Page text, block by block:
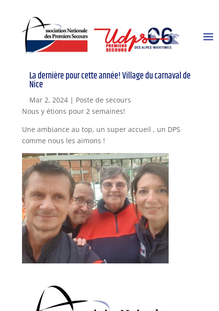
La dernière pour cette année! Village du carnaval de
Nice
Mar 2, 2024 | Poste de secours
Nous y étions pour 2 semaines!
Une ambiance au top, un super accueil , un DPS
comme nous les aimons !